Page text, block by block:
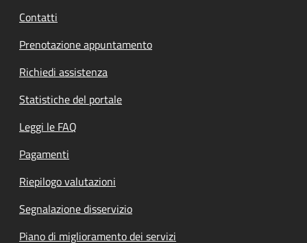
Contatti
Prenotazione appuntamento
Richiedi assistenza
Statistiche del portale
Leggi le FAQ
Pagamenti
Riepilogo valutazioni
Segnalazione disservizio
Piano di miglioramento dei servizi